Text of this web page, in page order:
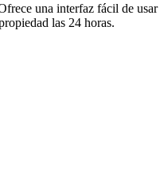
una interfaz fácil de
las 24 horas.